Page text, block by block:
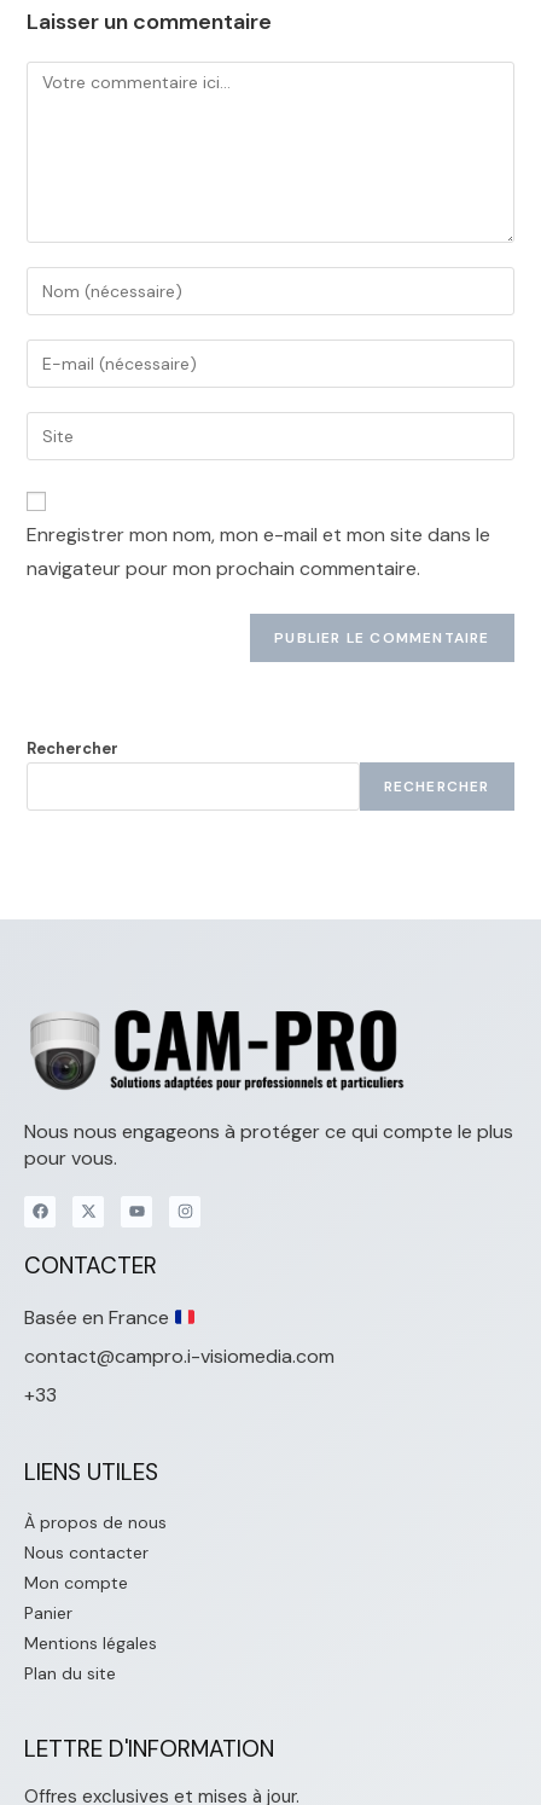
Laisser un commentaire
Enregistrer mon nom, mon e-mail et mon site dans le
navigateur pour mon prochain commentaire.
Rechercher
RECHERCHER
Nous nous engageons à protéger ce qui compte le plus
pour vous.
CONTACTER
Basée en France
contact@campro.i-visiomedia.com
+33
LIENS UTILES
À propos de nous
Nous contacter
Mon compte
Panier
Mentions légales
Plan du site
LETTRE D'INFORMATION
Offres exclusives et mises à jour.